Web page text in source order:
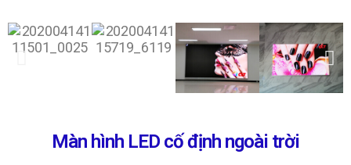
Màn hình LED cố định ngoài trời